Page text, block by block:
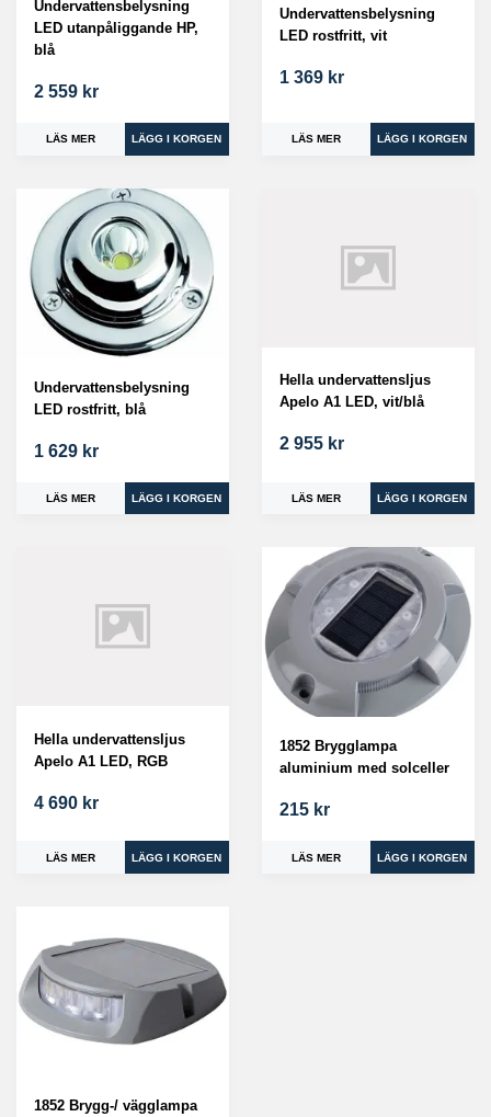
Undervattensbelysning
LED utanpåliggande HP,
blå
2 559 kr
LÄS MER
Undervattensbelysning
LED rostfritt, vit
1 369 kr
LÄS MER
Undervattensbelysning
LED rostfritt, blå
1 629 kr
LÄS MER
Hella undervattensljus
Apelo A1 LED, vit/blå
2 955 kr
LÄS MER
Hella undervattensljus
Apelo A1 LED, RGB
4 690 kr
LÄS MER
1852 Brygglampa
aluminium med solceller
215 kr
LÄS MER
1852 Brygg-/ vägglampa